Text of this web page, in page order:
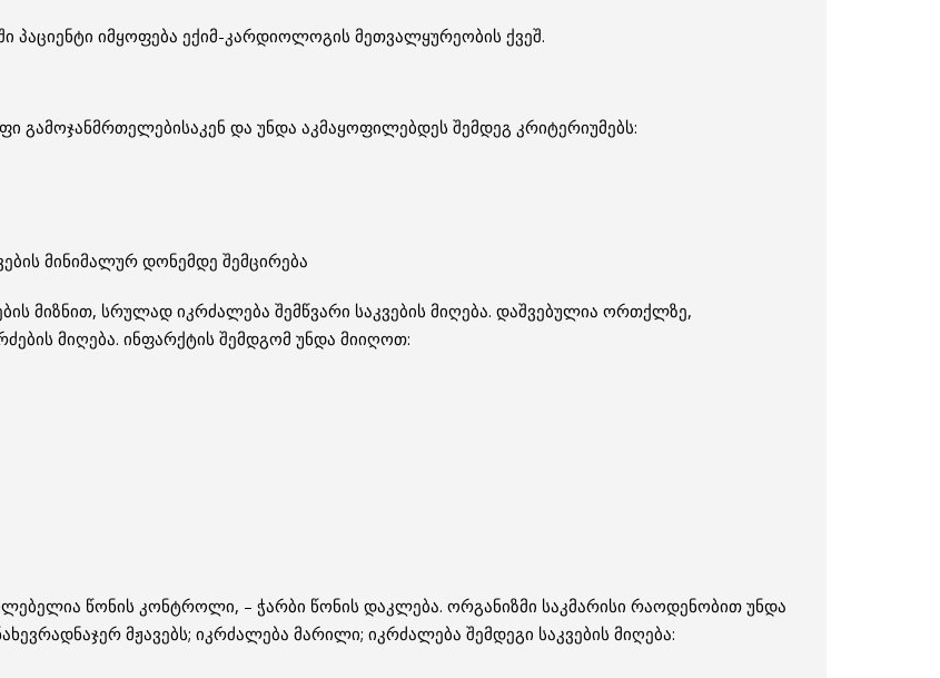
იმყოფება ექიმ-კარდიოლოგის მეთვალყურეობის ქვეშ.
გამოჯანმრთელებისაკენ და უნდა აკმაყოფილებდეს შემდეგ კრიტერიუმებს:
მინიმალურ დონემდე შემცირება
მიზნით, სრულად იკრძალება შემწვარი საკვების მიღება. დაშვებულია ორთქლზე,
მიღება. ინფარქტის შემდგომ უნდა მიიღოთ:
წონის კონტროლი, – ჭარბი წონის დაკლება. ორგანიზმი საკმარისი რაოდენობით უნდა
მჟავებს; იკრძალება მარილი; იკრძალება შემდეგი საკვების მიღება: